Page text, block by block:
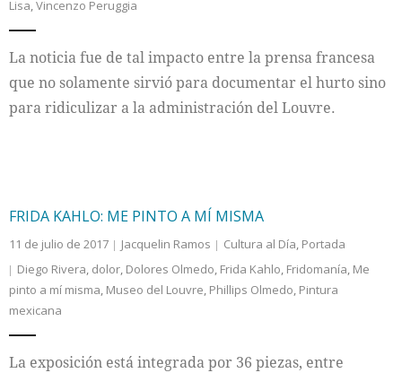
Cultura
Lisa,Vincenzo Peruggia
La noticia fue de tal impacto entre la prensa francesa
que no solamente sirvió para documentar el hurto sino
para ridiculizar a la administración del Louvre.
FRIDA KAHLO: ME PINTO A MÍ MISMA
11 de julio de 2017 Jacquelin Ramos Cultura al Día, Portada
Diego Rivera, dolor, Dolores Olmedo, Frida Kahlo, Fridomanía, Me
pinto a mí misma, Museo del Louvre, Phillips Olmedo, Pintura
mexicana
La exposición está integrada por 36 piezas, entre